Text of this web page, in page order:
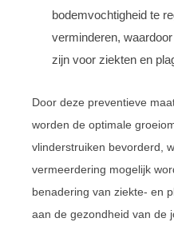
bodemvochtigheid te
verminderen,
zijn voor ziekten en
Door deze preventieve
worden de optimale
vlinderstruiken bevorderd,
vermeerdering mogelijk
benadering van ziekte- en
aan de gezondheid van de